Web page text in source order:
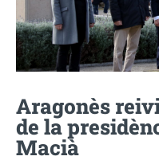
Aragonès
de la
Macià